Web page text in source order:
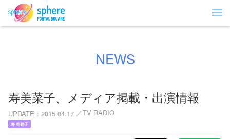
NEWS
寿美菜子、メディア掲載・出演情報
UPDATE 2015.04.17 TV RADIO
寿 美菜子